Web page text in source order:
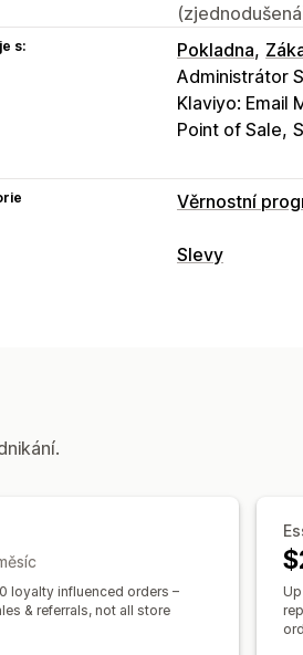
s: Pokladna
Administrátor
Klaviyo: Email
Point of Sale
Věrnostní
Typy programů
Slevy
loyalty influenced orders​ –
& referrals, not all store